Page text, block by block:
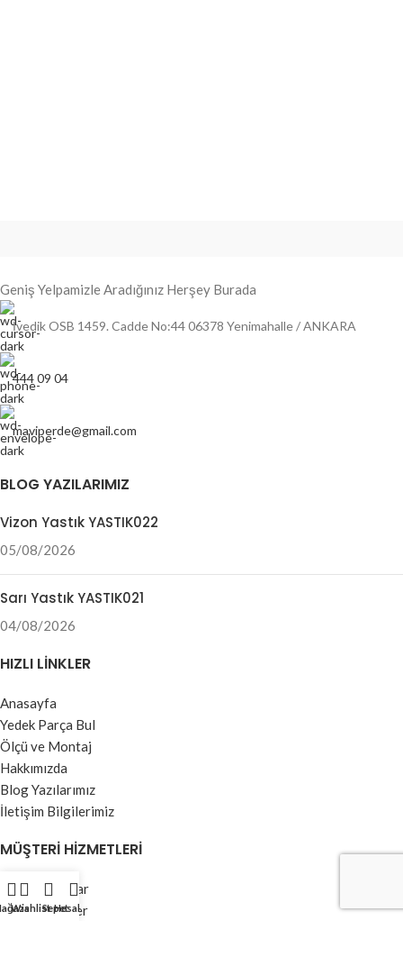
Geniş Yelpamizle Aradığınız Herşey Burada
İvedik OSB 1459. Cadde No:44 06378 Yenimahalle / ANKARA
444 09 04
maviperde@gmail.com
BLOG YAZILARIMIZ
Vizon Yastık YASTIK022
05/08/2026
Sarı Yastık YASTIK021
04/08/2026
HIZLI LINKLER
Anasayfa
Yedek Parça Bul
Ölçü ve Montaj
Hakkımızda
Blog Yazılarımız
İletişim Bilgilerimiz
MÜŞTERI HIZMETLERI
Yedek Parçalar
Jaluzi Perdeler
WishlistSepetHesabım